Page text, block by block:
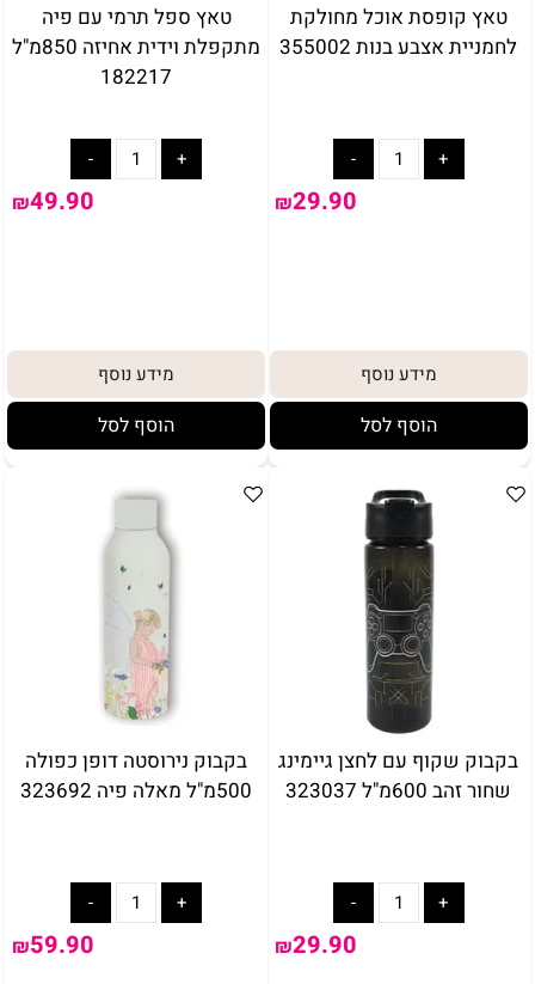
טאץ קופסת אוכל מחולקת
לחמניית אצבע בנות 355002
₪29.90
מידע נוסף
הוסף לסל
טאץ ספל תרמי עם פיה
מתקפלת וידית אחיזה 850מ"ל
182217
₪49.90
מידע נוסף
הוסף לסל
בקבוק שקוף עם לחצן גיימינג
שחור זהב 600מ"ל 323037
₪29.90
בקבוק נירוסטה דופן כפולה
500מ"ל מאלה פיה 323692
₪59.90